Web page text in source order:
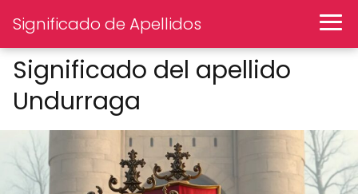
Significado de Apellidos
Significado del apellido
Undurraga